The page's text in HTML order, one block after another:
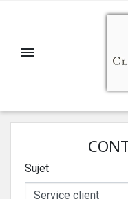

Sujet